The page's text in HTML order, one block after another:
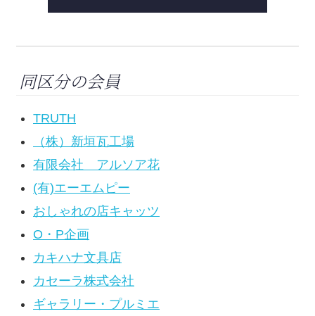
同区分の会員
TRUTH
（株）新垣瓦工場
有限会社 アルソア花
(有)エーエムピー
おしゃれの店キャッツ
O・P企画
カキハナ文具店
カセーラ株式会社
ギャラリー・プルミエ